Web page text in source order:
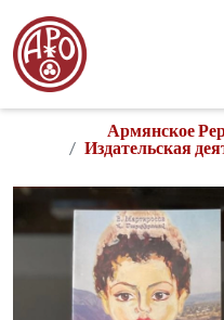
Армянское
Издательская